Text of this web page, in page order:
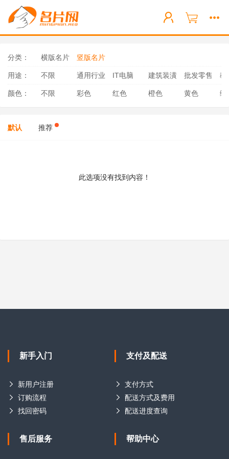
分类： 横版名片 竖版名片
用途： 不限 通用行业 IT电脑 建筑装潢 批发零售 教
颜色： 不限 彩色 红色 橙色 黄色 绿
默认 推荐
此选项没有找到内容！
新手入门
新用户注册
订购流程
找回密码
支付及配送
支付方式
配送方式及费用
配送进度查询
售后服务 帮助中心